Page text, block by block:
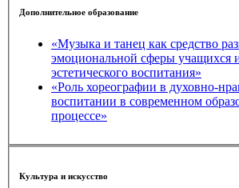
Дополнительное образование
«Музыка и танец как средство
эмоциональной сферы учащихся
эстетического воспитания»
«Роль хореографии в духовно-
воспитании в современном
процессе»
Культура и искусство